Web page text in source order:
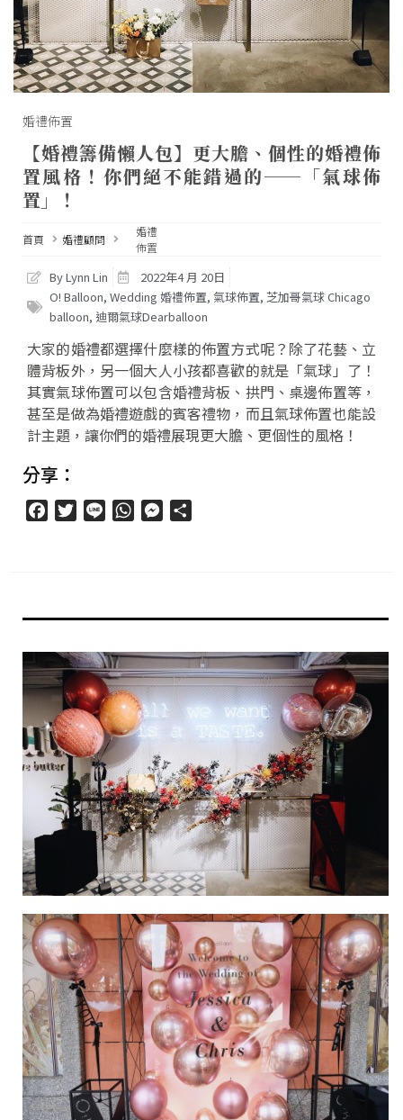
婚禮佈置
【婚禮籌備懶人包】更大膽、個性的婚禮佈
置風格！你們絕不能錯過的──「氣球佈
置」！
首頁 婚禮顧問
婚禮
佈置
By Lynn Lin
2022年4 月 20日
O! Balloon, Wedding 婚禮佈置, 氣球佈置, 芝加哥氣球 Chicago
balloon, 迪爾氣球Dearballoon
大家的婚禮都選擇什麼樣的佈置方式呢？除了花藝、立
體背板外，另一個大人小孩都喜歡的就是「氣球」了！
其實氣球佈置可以包含婚禮背板、拱門、桌邊佈置等，
甚至是做為婚禮遊戲的賓客禮物，而且氣球佈置也能設
計主題，讓你們的婚禮展現更大膽、更個性的風格！
分享：
FacebookTwitter
Line WhatsAppMessenger